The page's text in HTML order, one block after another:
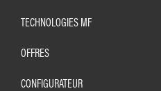
TECHNOLOGIES MF
OFFRES
CONFIGURATEUR